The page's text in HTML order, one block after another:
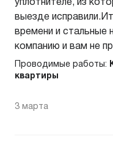
уплотнителе, из
выезде
времени и стальные
компанию и вам не
Проводимые работы:
квартиры
3 марта